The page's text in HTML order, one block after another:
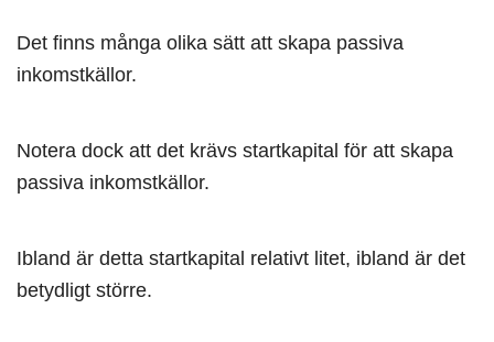
Det finns många olika sätt att skapa passiva
inkomstkällor.
Notera dock att det krävs startkapital för att skapa
passiva inkomstkällor.
Ibland är detta startkapital relativt litet, ibland är det
betydligt större.